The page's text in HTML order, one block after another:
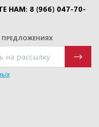
НАМ: 8 (966) 047-70-